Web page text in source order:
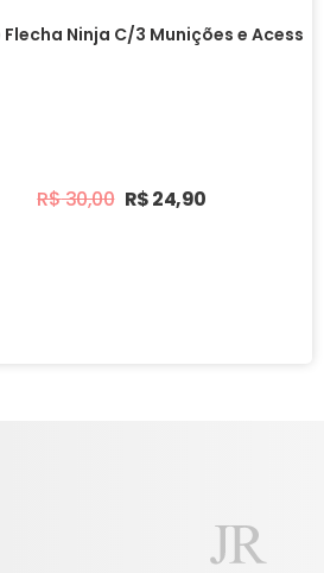
Flecha Ninja C/3 Munições e Acess
R$30,00 R$24,90